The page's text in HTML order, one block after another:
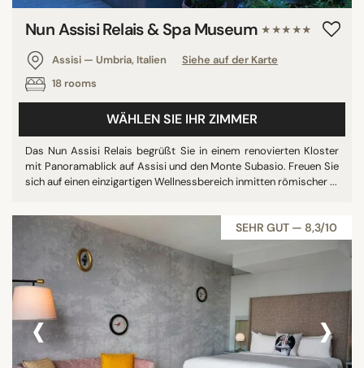
Nun Assisi Relais & Spa Museum ★★★★★
Assisi — Umbria, Italien
Siehe auf der Karte
18 rooms
WÄHLEN SIE IHR ZIMMER
Das Nun Assisi Relais begrüßt Sie in einem renovierten Kloster
mit Panoramablick auf Assisi und den Monte Subasio. Freuen Sie
sich auf einen einzigartigen Wellnessbereich inmitten römischer ...
SEHR GUT — 8,3/10
‹ ›